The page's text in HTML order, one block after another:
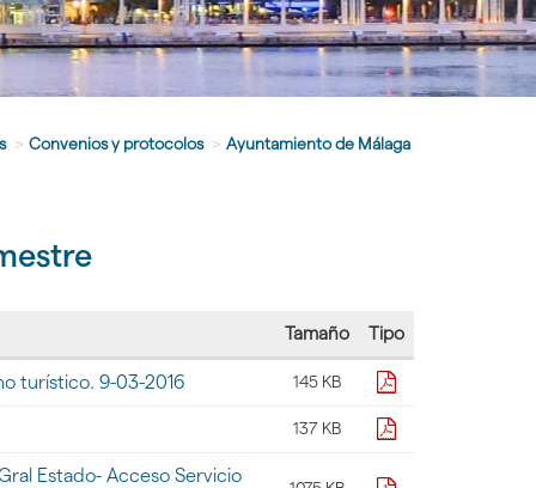
> Convenios y protocolos > Ayuntamiento de Málaga
Tamaño Tipo
turístico. 9-03-2016 145 KB pdf
137 KB pdf
Estado- Acceso Servicio